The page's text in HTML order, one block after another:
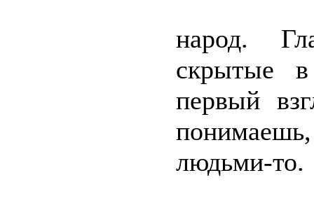
народ.
скрытые
первый
людьми-то.